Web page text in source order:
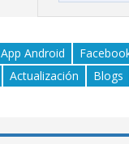
App Android
Actualización Blogs